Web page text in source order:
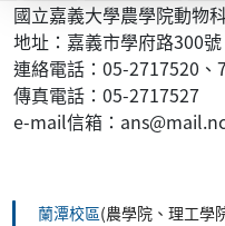
國立嘉義大學農學院動物
地址：嘉義市學府路300號
連絡電話：05-2717520、
傳真電話：05-2717527
e-mail信箱：
蘭潭校區(農學院、理工學